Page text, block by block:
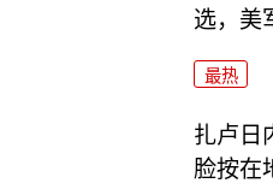
选，美
最热
扎卢日
脸按在